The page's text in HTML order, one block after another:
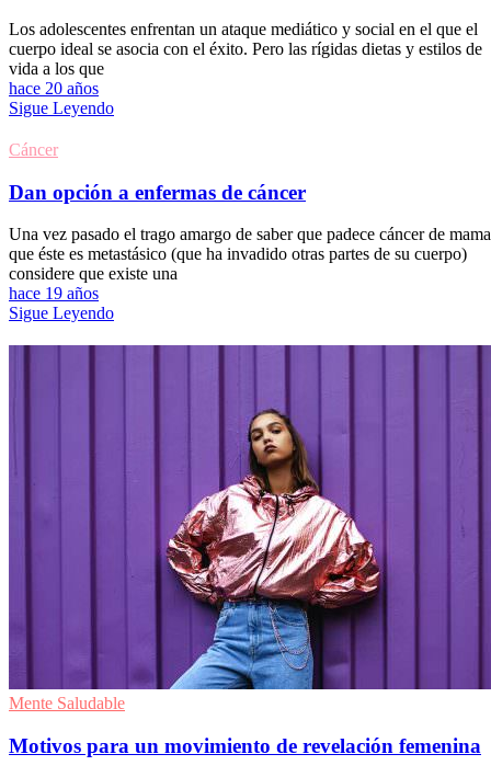
Los adolescentes enfrentan un ataque mediático y social en el que el
cuerpo ideal se asocia con el éxito. Pero las rígidas dietas y estilos de
vida a los que
hace 20 años
Sigue Leyendo
Cáncer
Dan opción a enfermas de cáncer
Una vez pasado el trago amargo de saber que padece cáncer de
que éste es metastásico (que ha invadido otras partes de su cuerpo)
considere que existe una
hace 19 años
Sigue Leyendo
Mente Saludable
Motivos para un movimiento de revelación femenina